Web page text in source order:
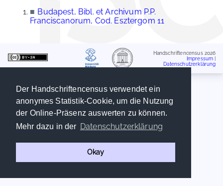
Der Handschriftencensus verwendet ein
anonymes Statistik-Cookie, um die Nutzung
der Online-Präsenz auswerten zu können.
Mehr dazu in der Datenschutzerklärung
Okay
■ Budapest, Bibl. et Archivum P.P.
Franciscanorum, Cod. Esztergom 11
Handschriftencensus 2026
Impressum
Datenschutzerklärung